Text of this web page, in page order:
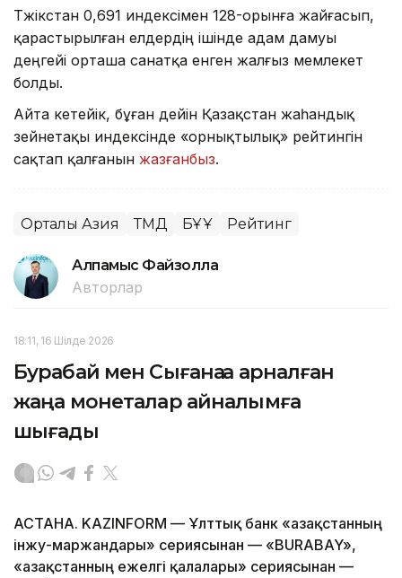
Тәжікстан 0,691 индексімен 128-орынға жайғасып,
қарастырылған елдердің ішінде адам дамуы
деңгейі орташа санатқа енген жалғыз мемлекет
болды.
Айта кетейік, бұған дейін Қазақстан жаһандық
зейнетақы индексінде «орнықтылық» рейтингін
сақтап қалғанын жазғанбыз.
Орталық Азия ТМД БҰҰ Рейтинг
Алпамыс Файзолла
Авторлар
18:11, 16 Шілде 2026
Бурабай мен Сығанаққа арналған
жаңа монеталар айналымға
шығады
АСТАНА. KAZINFORM — Ұлттық банк «Қазақстанның
інжу-маржандары» сериясынан — «BURABAY»,
«Қазақстанның ежелгі қалалары» сериясынан —